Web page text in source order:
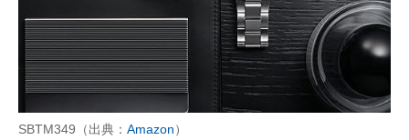
マーケ×ITの今がよく分かる
ITエンジニア向け専門サイト
企業向けIT製品の総合サイト
IT製品の技術・比較・事例
SBTM349（出典： Amazon）